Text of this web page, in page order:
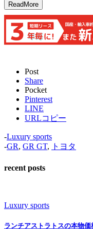
ReadMore
Post
Share
Pocket
Pinterest
LINE
URLコピー
-Luxury sports
-GR, GR GT, トヨタ
recent posts
Luxury sports
ランチアストラトスの本物